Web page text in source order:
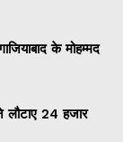
के मोहम्मद
लौटाए 24 हजार